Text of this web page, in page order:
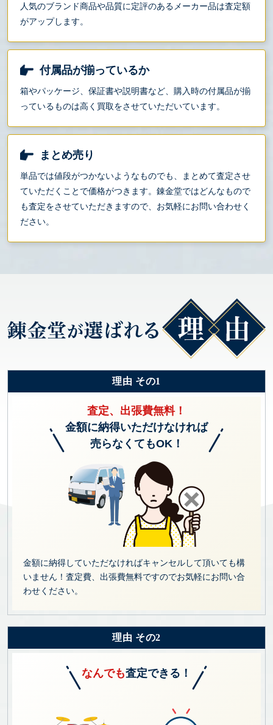
人気のブランド商品や品質に定評のあるメーカー品は査定額
がアップします。
付属品が揃っているか
箱やパッケージ、保証書や説明書など、購入時の付属品が揃
っているものは高く買取をさせていただいています。
まとめ売り
単品では値段がつかないようなものでも、まとめて査定させ
ていただくことで価格がつきます。錬金堂ではどんなもので
も査定をさせていただきますので、お気軽にお問い合わせく
ださい。
理由 その1
査定、出張費無料！
金額に納得いただけなければ
売らなくてもOK！
金額に納得していただなければキャンセルして頂いても構
いません！査定費、出張費無料ですのでお気軽にお問い合
わせください。
理由 その2
なんでも査定できる！